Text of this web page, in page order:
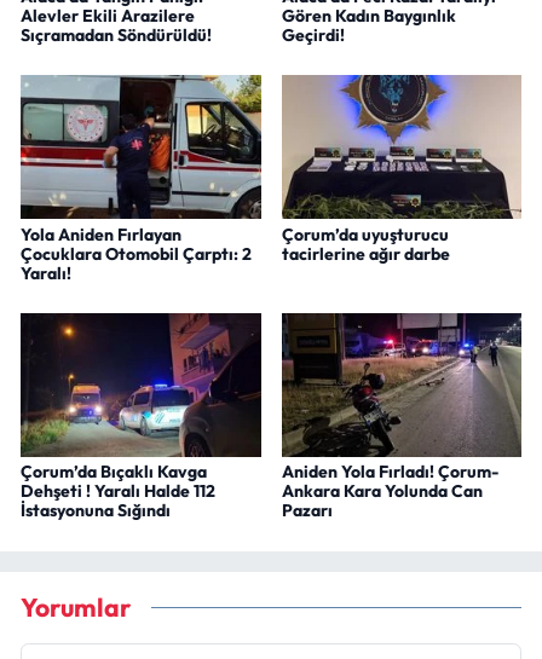
Alevler Ekili Arazilere
Sıçramadan Söndürüldü!
Gören Kadın Baygınlık
Geçirdi!
Yola Aniden Fırlayan
Çocuklara Otomobil Çarptı: 2
Yaralı!
Çorum’da uyuşturucu
tacirlerine ağır darbe
Çorum’da Bıçaklı Kavga
Dehşeti ! Yaralı Halde 112
İstasyonuna Sığındı
Aniden Yola Fırladı! Çorum-
Ankara Kara Yolunda Can
Pazarı
Yorumlar